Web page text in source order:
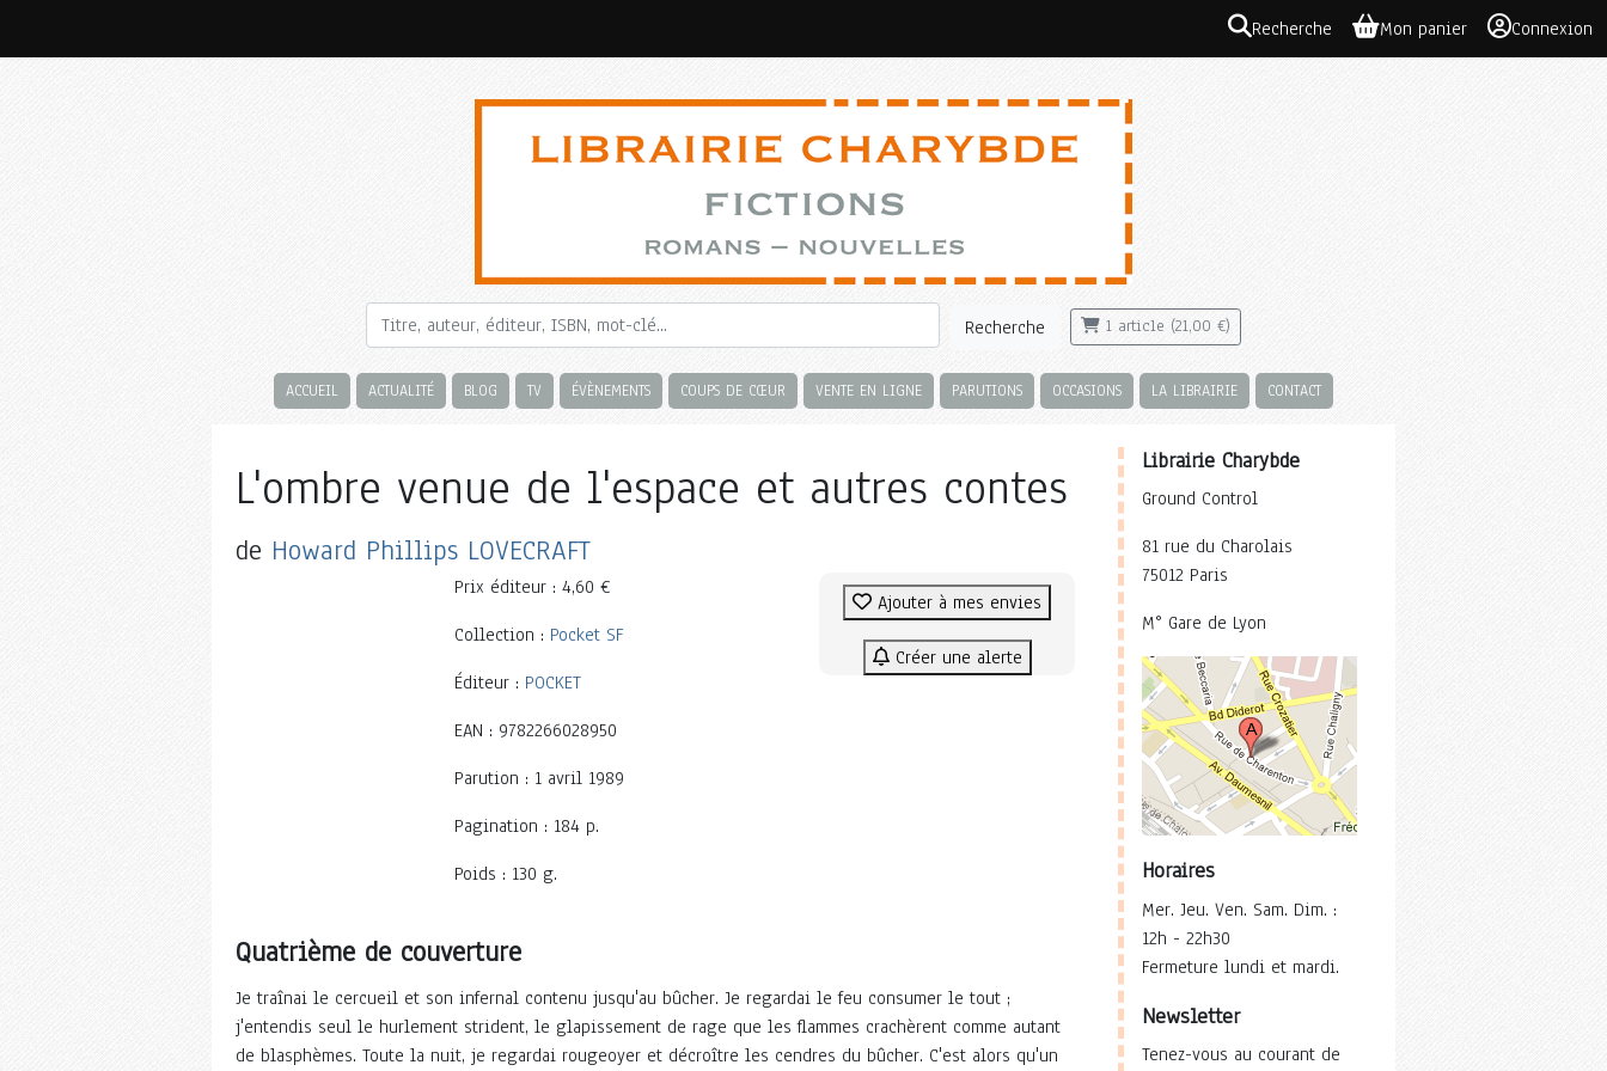
Recherche Mon panier Connexion
Recherche 1 article (21,00 €)
ACCUEIL ACTUALITÉ BLOG TV ÉVÈNEMENTS COUPS DE CŒUR VENTE EN LIGNE PARUTIONS OCCASIONS LA LIBRAIRIE CONTACT
L'ombre venue de l'espace et autres contes
de Howard Phillips LOVECRAFT
Prix éditeur : 4,60 €
Collection : Pocket SF
Éditeur : POCKET
EAN : 9782266028950
Parution : 1 avril 1989
Pagination : 184 p.
Poids : 130 g.
Ajouter à mes envies
Créer une alerte
Quatrième de couverture
Je traînai le cercueil et son infernal contenu jusqu'au bûcher. Je regardai le feu consumer le tout ;
j'entendis seul le hurlement strident, le glapissement de rage que les flammes crachèrent comme autant
de blasphèmes. Toute la nuit, je regardai rougeoyer et décroître les cendres du bûcher. C'est alors qu'un
Librairie Charybde
Ground Control
81 rue du Charolais
75012 Paris
M° Gare de Lyon
Horaires
Mer. Jeu. Ven. Sam. Dim. :
12h - 22h30
Fermeture lundi et mardi.
Newsletter
Tenez-vous au courant de